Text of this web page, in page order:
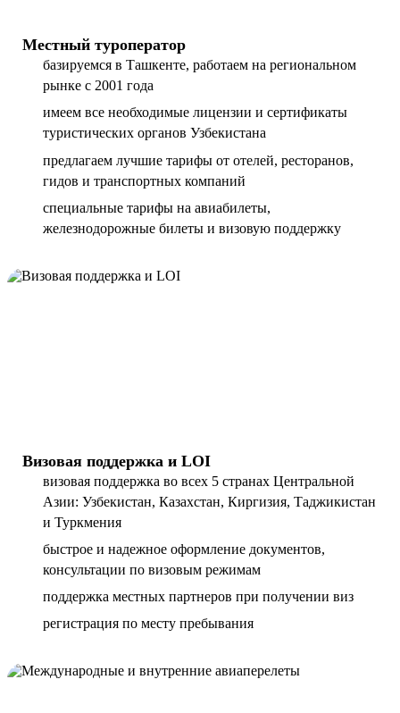
Местный туроператор
базируемся в Ташкенте, работаем на региональном
рынке с 2001 года
имеем все необходимые лицензии и сертификаты
туристических органов Узбекистана
предлагаем лучшие тарифы от отелей, ресторанов,
гидов и транспортных компаний
специальные тарифы на авиабилеты,
железнодорожные билеты и визовую поддержку
Визовая поддержка и LOI
визовая поддержка во всех 5 странах Центральной
Азии: Узбекистан, Казахстан, Киргизия, Таджикистан
и Туркмения
быстрое и надежное оформление документов,
консультации по визовым режимам
поддержка местных партнеров при получении виз
регистрация по месту пребывания